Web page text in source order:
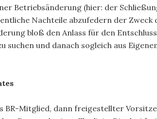
Betriebsänderung (hier: der
Nachteile abzufedern der Zweck
bloß den Anlass für den
suchen und danach sogleich aus
BR-Mitglied, dann freigestellter